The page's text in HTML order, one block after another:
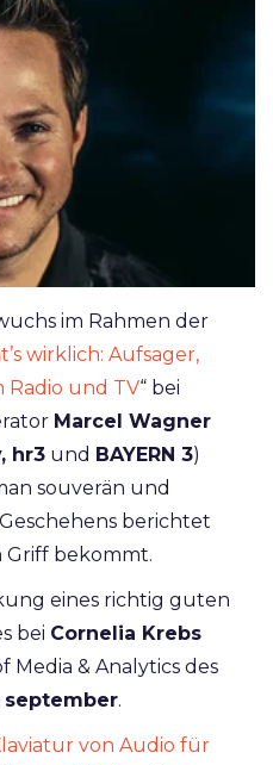
im Rahmen der
wirklich: Aufsager,
Radio und TV“ bei
Marcel Wagner
hr3 und BAYERN 3)
souverän und
berichtet
Griff bekommt.
eines richtig guten
bei Cornelia Krebs
Media & Analytics des
september.
von Audio für